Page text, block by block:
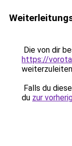
Die von dir
https://
Falls du
du zur